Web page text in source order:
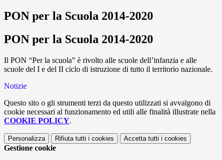
PON per la Scuola 2014-2020
PON per la Scuola 2014-2020
Il PON “Per la scuola” è rivolto alle scuole dell’infanzia e alle
scuole del I e del II ciclo di istruzione di tutto il territorio nazionale.
Notizie
Questo sito o gli strumenti terzi da questo utilizzati si avvalgono di
cookie necessari al funzionamento ed utili alle finalità illustrate nella
COOKIE POLICY.
Personalizza Rifiuta tutti i cookies Accetta tutti i cookies
Gestione cookie